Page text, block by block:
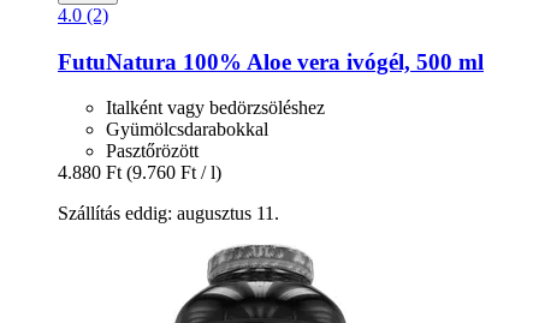
4.0 (2)
FutuNatura 100% Aloe vera ivógél, 500 ml
Italként vagy bedörzsöléshez
Gyümölcsdarabokkal
Pasztőrözött
4.880 Ft (9.760 Ft / l)
Szállítás eddig: augusztus 11.